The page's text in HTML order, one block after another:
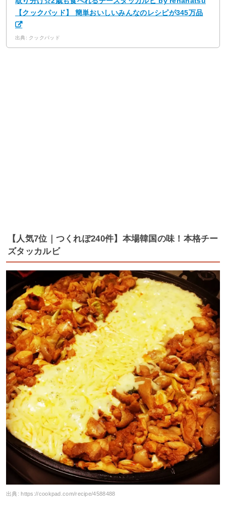
【クックパッド】 簡単おいしいみんなのレシピが345万品
出典: クックパッド
【人気7位｜つくれぽ240件】本場韓国の味！本格チー
ズタッカルビ
出典: https://cookpad.com/recipe/4588488